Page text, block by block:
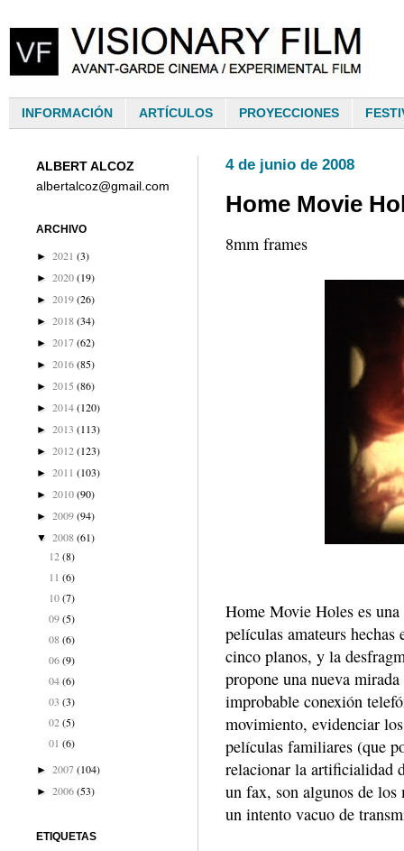
INFORMACIÓN ARTÍCULOS PROYECCIONES
4 de junio de 2008
Home Movie
8mm frames
Home Movie Holes es
películas amateurs
cinco planos, y la
propone una nueva
improbable conexión
movimiento, evidenciar
películas familiares (que
relacionar la artificialidad
un fax, son algunos de los
un intento vacuo de
ALBERT ALCOZ
albertalcoz@gmail.com
ARCHIVO
► 2021 (3)
► 2020(19)
► 2019(26)
► 2018(34)
► 2017(62)
► 2016(85)
► 2015 (86)
► 2014(120)
► 2013 (113)
► 2012(123)
► 2011 (103)
► 2010(90)
► 2009(94)
▼ 2008(61)
12 (8)
11 (6)
10 (7)
09 (5)
08 (6)
06 (9)
04 (6)
03 (3)
02 (5)
01 (6)
► 2007(104)
► 2006(53)
ETIQUETAS